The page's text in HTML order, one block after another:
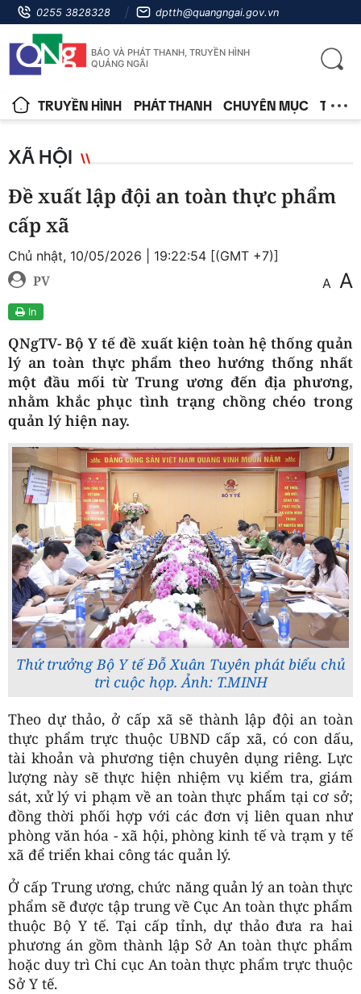
0255 3828328 dptth@quangngai.gov.vn
BÁO VÀ PHÁT THANH, TRUYỀN HÌNH
QUẢNG NGÃI
TRUYỀN HÌNH PHÁT THANH CHUYÊN MỤC TIN
XÃ HỘI
Đề xuất lập đội an toàn thực phẩm
cấp xã
Chủ nhật, 10/05/2026 | 19:22:54 [(GMT +7)]
PV A A
In
QNgTV- Bộ Y tế đề xuất kiện toàn hệ thống quản
lý an toàn thực phẩm theo hướng thống nhất
một đầu mối từ Trung ương đến địa phương,
nhằm khắc phục tình trạng chồng chéo trong
quản lý hiện nay.
Thứ trưởng Bộ Y tế Đỗ Xuân Tuyên phát biểu chủ
trì cuộc họp. Ảnh: T.MINH
Theo dự thảo, ở cấp xã sẽ thành lập đội an toàn
thực phẩm trực thuộc UBND cấp xã, có con dấu,
tài khoản và phương tiện chuyên dụng riêng. Lực
lượng này sẽ thực hiện nhiệm vụ kiểm tra, giám
sát, xử lý vi phạm về an toàn thực phẩm tại cơ sở;
đồng thời phối hợp với các đơn vị liên quan như
phòng văn hóa - xã hội, phòng kinh tế và trạm y tế
xã để triển khai công tác quản lý.
Ở cấp Trung ương, chức năng quản lý an toàn thực
phẩm sẽ được tập trung về Cục An toàn thực phẩm
thuộc Bộ Y tế. Tại cấp tỉnh, dự thảo đưa ra hai
phương án gồm thành lập Sở An toàn thực phẩm
hoặc duy trì Chi cục An toàn thực phẩm trực thuộc
Sở Y tế.